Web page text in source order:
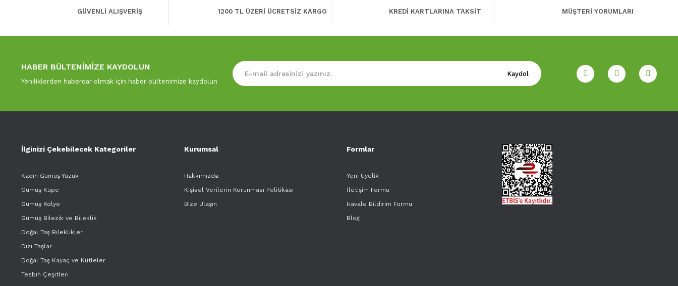
GÜVENLİ ALIŞVERİŞ 1200 TL ÜZERİ ÜCRETSİZ KARGO KREDİ KARTLARINA TAKSİT MÜŞTERİ YORUMLARI
HABER BÜLTENİMİZE KAYDOLUN
Yeniliklerden haberdar olmak için haber bültenimize kaydolun
Kaydol
İlginizi Çekebilecek Kategoriler
Kadın Gümüş Yüzük
Gümüş Küpe
Gümüş Kolye
Gümüş Bilezik ve Bileklik
Doğal Taş Bileklikler
Dizi Taşlar
Doğal Taş Kayaç ve Kütleler
Tesbih Çeşitleri
Kurumsal
Hakkımızda
Kişisel Verilerin Korunması Politikası
Bize Ulaşın
Formlar
Yeni Üyelik
İletişim Formu
Havale Bildirim Formu
Blog